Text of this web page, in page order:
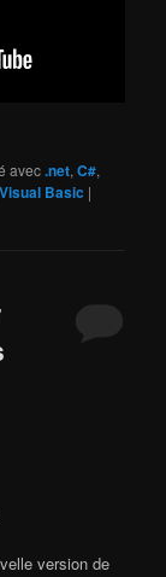
avec.net,C#,
Visual Basic |
version de